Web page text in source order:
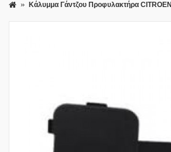
Κάλυμμα Γάντζου Προφυλακτήρα